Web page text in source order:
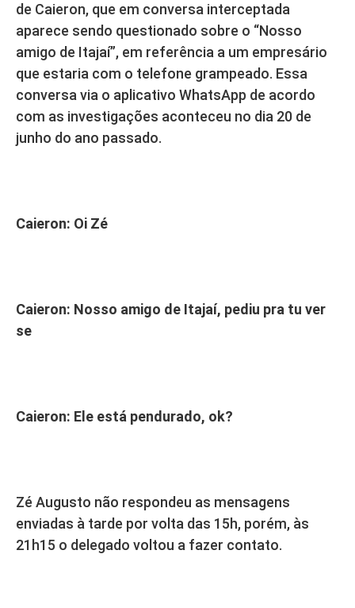
de Caieron, que em conversa interceptada
aparece sendo questionado sobre o “Nosso
amigo de Itajaí”, em referência a um empresário
que estaria com o telefone grampeado. Essa
conversa via o aplicativo WhatsApp de acordo
com as investigações aconteceu no dia 20 de
junho do ano passado.
Caieron: Oi Zé
Caieron: Nosso amigo de Itajaí, pediu pra tu ver
se
Caieron: Ele está pendurado, ok?
Zé Augusto não respondeu as mensagens
enviadas à tarde por volta das 15h, porém, às
21h15 o delegado voltou a fazer contato.